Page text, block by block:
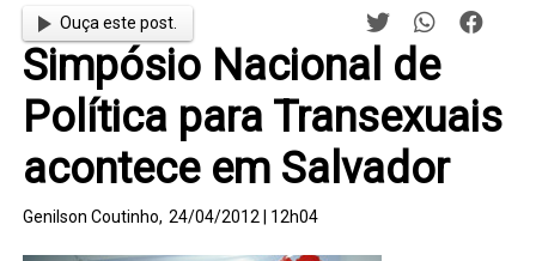
Ouça este post.
Simpósio Nacional de
Política para Transexuais
acontece em Salvador
Genilson Coutinho, 24/04/2012 | 12h04